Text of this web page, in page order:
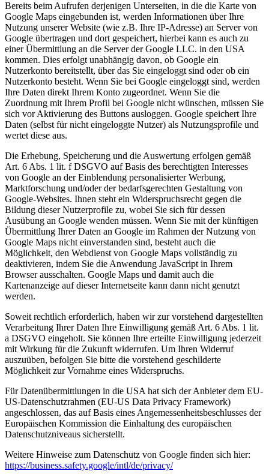
Bereits beim Aufrufen derjenigen Unterseiten, in die die Karte von
Google Maps eingebunden ist, werden Informationen über Ihre
Nutzung unserer Website (wie z.B. Ihre IP-Adresse) an Server von
Google übertragen und dort gespeichert, hierbei kann es auch zu
einer Übermittlung an die Server der Google LLC. in den USA
kommen. Dies erfolgt unabhängig davon, ob Google ein
Nutzerkonto bereitstellt, über das Sie eingeloggt sind oder ob ein
Nutzerkonto besteht. Wenn Sie bei Google eingeloggt sind, werden
Ihre Daten direkt Ihrem Konto zugeordnet. Wenn Sie die
Zuordnung mit Ihrem Profil bei Google nicht wünschen, müssen Sie
sich vor Aktivierung des Buttons ausloggen. Google speichert Ihre
Daten (selbst für nicht eingeloggte Nutzer) als Nutzungsprofile und
wertet diese aus.
Die Erhebung, Speicherung und die Auswertung erfolgen gemäß
Art. 6 Abs. 1 lit. f DSGVO auf Basis des berechtigten Interesses
von Google an der Einblendung personalisierter Werbung,
Marktforschung und/oder der bedarfsgerechten Gestaltung von
Google-Websites. Ihnen steht ein Widerspruchsrecht gegen die
Bildung dieser Nutzerprofile zu, wobei Sie sich für dessen
Ausübung an Google wenden müssen. Wenn Sie mit der künftigen
Übermittlung Ihrer Daten an Google im Rahmen der Nutzung von
Google Maps nicht einverstanden sind, besteht auch die
Möglichkeit, den Webdienst von Google Maps vollständig zu
deaktivieren, indem Sie die Anwendung JavaScript in Ihrem
Browser ausschalten. Google Maps und damit auch die
Kartenanzeige auf dieser Internetseite kann dann nicht genutzt
werden.
Soweit rechtlich erforderlich, haben wir zur vorstehend dargestellten
Verarbeitung Ihrer Daten Ihre Einwilligung gemäß Art. 6 Abs. 1 lit.
a DSGVO eingeholt. Sie können Ihre erteilte Einwilligung jederzeit
mit Wirkung für die Zukunft widerrufen. Um Ihren Widerruf
auszuüben, befolgen Sie bitte die vorstehend geschilderte
Möglichkeit zur Vornahme eines Widerspruchs.
Für Datenübermittlungen in die USA hat sich der Anbieter dem EU-
US-Datenschutzrahmen (EU-US Data Privacy Framework)
angeschlossen, das auf Basis eines Angemessenheitsbeschlusses der
Europäischen Kommission die Einhaltung des europäischen
Datenschutzniveaus sicherstellt.
Weitere Hinweise zum Datenschutz von Google finden sich hier:
https://business.safety.google/intl/de/privacy/